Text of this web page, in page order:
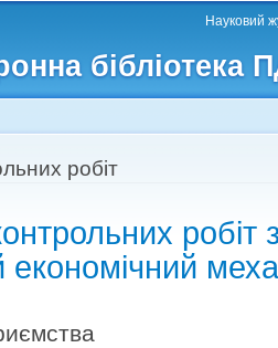
бібліотека
Науковий
робіт
робіт
економічний